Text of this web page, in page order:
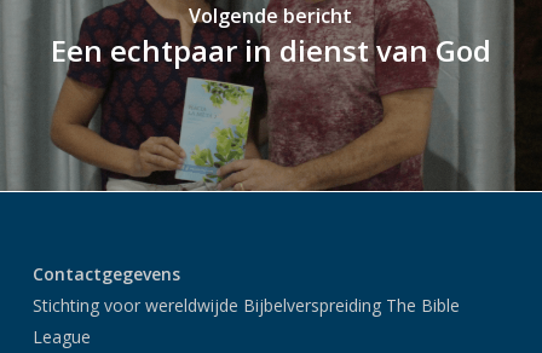
Volgende bericht
Een echtpaar in dienst van God
Contactgegevens
Stichting voor wereldwijde Bijbelverspreiding The Bible
League